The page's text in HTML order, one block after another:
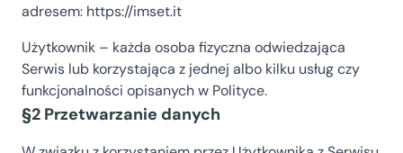
adresem: https://imset.it
Użytkownik – każda osoba fizyczna odwiedzająca
Serwis lub korzystająca z jednej albo kilku usług czy
funkcjonalności opisanych w Polityce.
§2 Przetwarzanie danych